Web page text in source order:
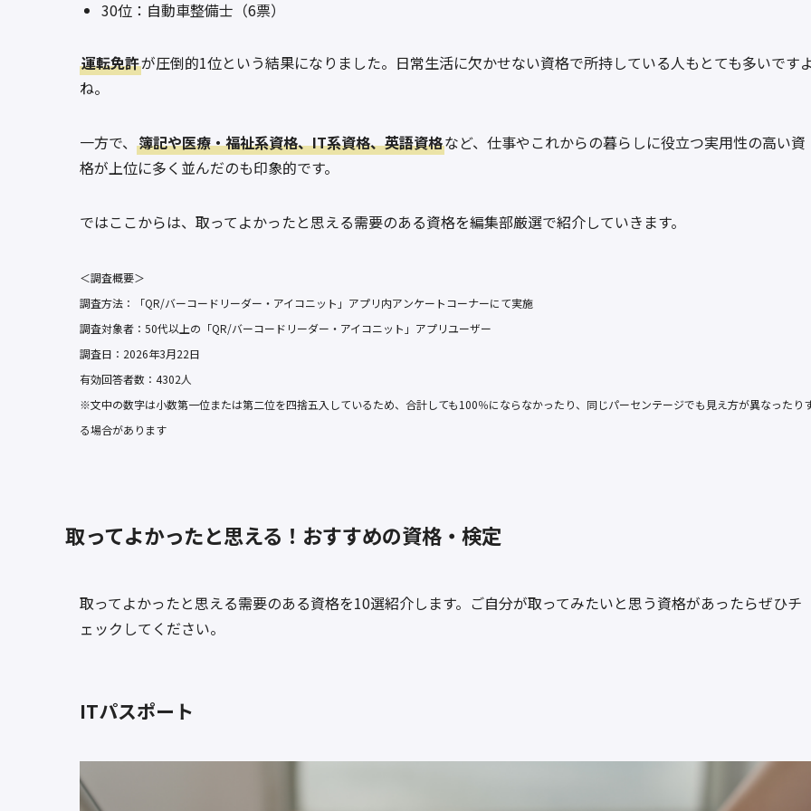
30位：自動車整備士（6票）
運転免許が圧倒的1位という結果になりました。日常生活に欠かせない資格で所持している人もとても多いです
ね。
一方で、 簿記や医療・福祉系資格、IT系資格、英語資格など、仕事やこれからの暮らしに役立つ実用性の高い資
格が上位に多く並んだのも印象的です。
ではここからは、取ってよかったと思える需要のある資格を編集部厳選で紹介していきます。
＜調査概要＞
調査方法：「QR/バーコードリーダー・アイコニット」アプリ内アンケートコーナーにて実施
調査対象者：50代以上の「QR/バーコードリーダー・アイコニット」アプリユーザー
調査日：2026年3月22日
有効回答者数：4302人
※文中の数字は小数第一位または第二位を四捨五入しているため、合計しても100％にならなかったり、同じパーセンテージでも見え方が異なったり
る場合があります
取ってよかったと思える！おすすめの資格・検定
取ってよかったと思える需要のある資格を10選紹介します。ご自分が取ってみたいと思う資格があったらぜひチ
ェックしてください。
ITパスポート